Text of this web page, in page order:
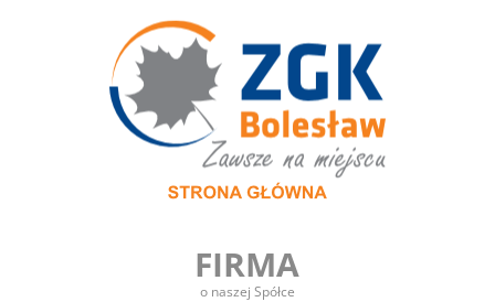
FIRMA
o naszej Spółce